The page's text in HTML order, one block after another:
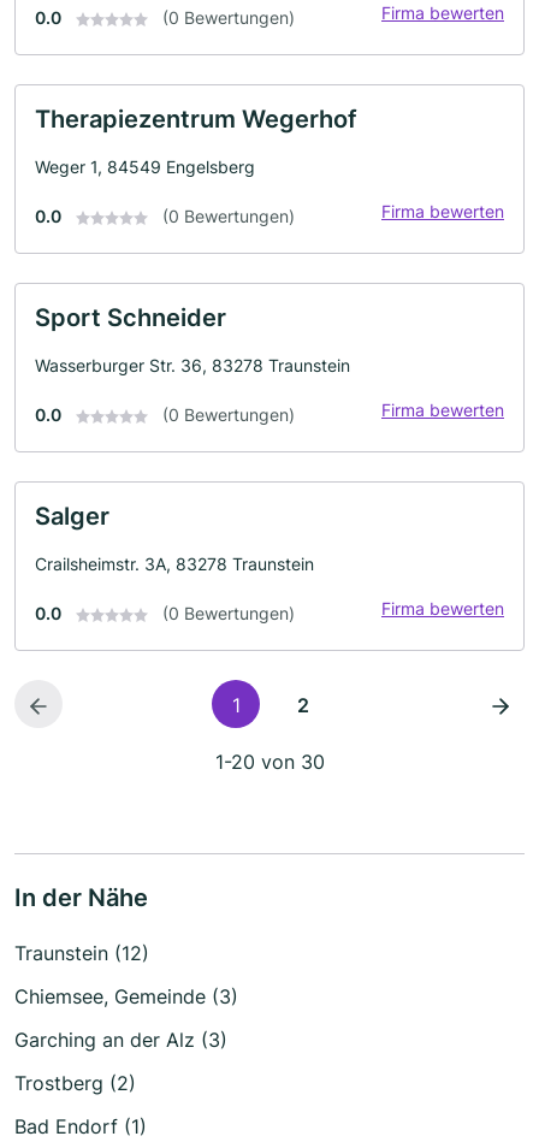
0.0 (0 Bewertungen) Firma bewerten
Therapiezentrum Wegerhof
Weger 1, 84549 Engelsberg
0.0 (0 Bewertungen) Firma bewerten
Sport Schneider
Wasserburger Str. 36, 83278 Traunstein
0.0 (0 Bewertungen) Firma bewerten
Salger
Crailsheimstr. 3A, 83278 Traunstein
0.0 (0 Bewertungen) Firma bewerten
1 2
1-20 von 30
In der Nähe
Traunstein (12)
Chiemsee, Gemeinde (3)
Garching an der Alz (3)
Trostberg (2)
Bad Endorf (1)